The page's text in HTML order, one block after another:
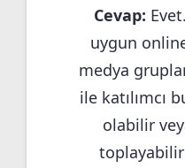
Cevap:
uygun
medya
ile katılımcı
olabilir